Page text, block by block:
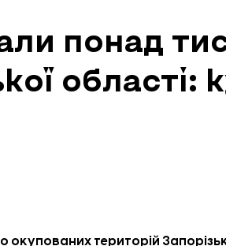
понад
області:
територій